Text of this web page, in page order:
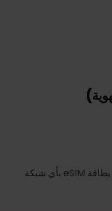
تبدأ فترة الصلاحية عند اتصال بطاقة eSIM بأي شبكة